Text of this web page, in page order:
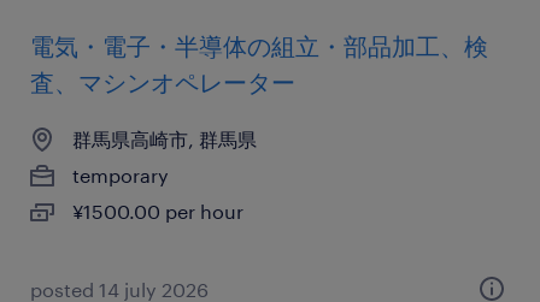
電気・電子・半導体の組立・部品加工、検
査、マシンオペレーター
群馬県高崎市, 群馬県
temporary
¥1500.00 per hour
posted 14 july 2026